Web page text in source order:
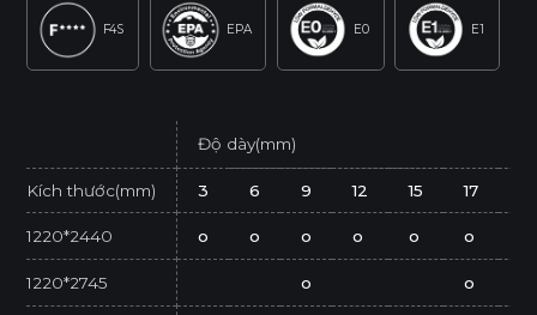
F4S EPA E0 E1
Độ dày(mm)
Kích thước(mm) 3 6 9 12 15 17
1220*2440 o o o o o o
1220*2745 o o